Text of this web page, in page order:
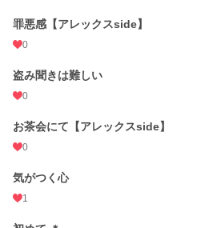
罪悪感【アレックスside】
0
盗み聞きは難しい
0
お茶会にて【アレックスside】
0
気がつく心
1